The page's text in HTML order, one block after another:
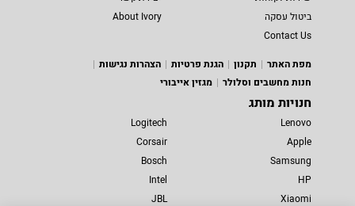
ביטול עסקה
About Ivory
Contact Us
מפת האתר
תקנון הגנת פרטיות
הצהרות נגישות
חנות מחשבים וסלולר
מגזין אייבורי
חנויות מותג
Lenovo
Apple
Samsung
HP
Xiaomi
Logitech
Corsair
Bosch
Intel
JBL